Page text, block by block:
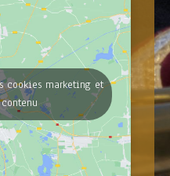
cookies marketing et